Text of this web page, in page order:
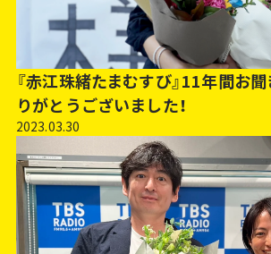
『赤江珠緒たまむすび』11年間お
りがとうございました！
2023.03.30